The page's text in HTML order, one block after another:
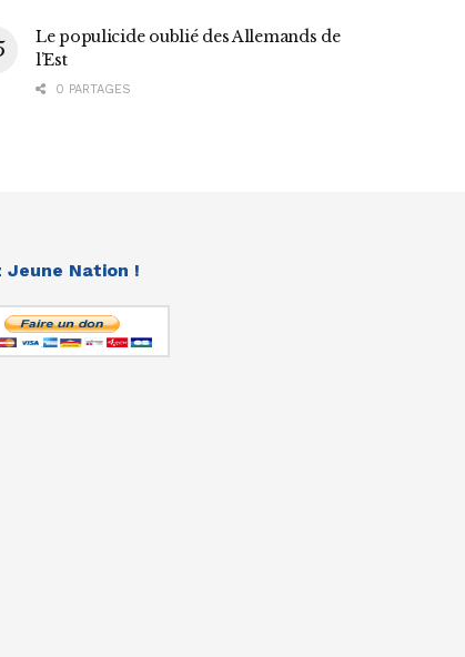
Le populicide oublié des Allemands de
l’Est
0 PARTAGES
Jeune Nation !